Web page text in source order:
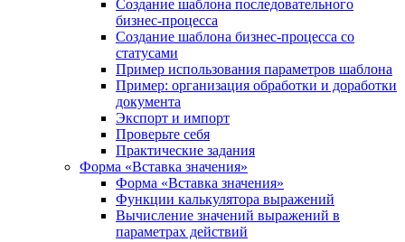
Создание шаблона последовательного
бизнес-процесса
Создание шаблона бизнес-процесса со
статусами
Пример использования параметров шаблона
Пример: организация обработки и доработки
документа
Экспорт и импорт
Проверьте себя
Практические задания
Форма «Вставка значения»
Форма «Вставка значения»
Функции калькулятора выражений
Вычисление значений выражений в
параметрах действий